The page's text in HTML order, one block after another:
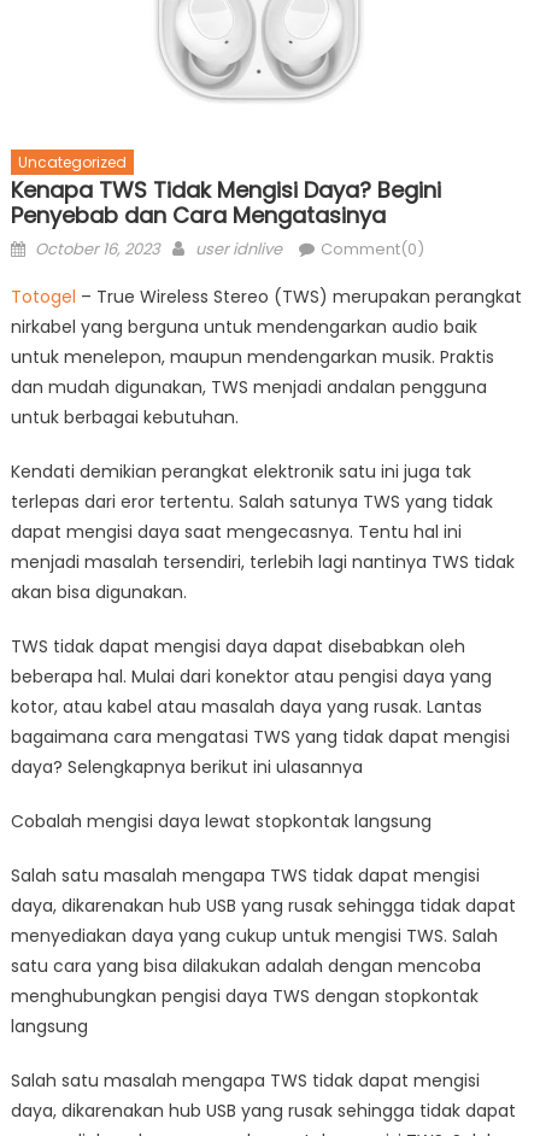
Uncategorized
Kenapa TWS Tidak Mengisi Daya? Begini
Penyebab dan Cara Mengatasinya
Posted
October 16, 2023 Author
user idnlive Comment(0)
Totogel – True Wireless Stereo (TWS) merupakan perangkat
nirkabel yang berguna untuk mendengarkan audio baik
untuk menelepon, maupun mendengarkan musik. Praktis
dan mudah digunakan, TWS menjadi andalan pengguna
untuk berbagai kebutuhan.
Kendati demikian perangkat elektronik satu ini juga tak
terlepas dari eror tertentu. Salah satunya TWS yang tidak
dapat mengisi daya saat mengecasnya. Tentu hal ini
menjadi masalah tersendiri, terlebih lagi nantinya TWS tidak
akan bisa digunakan.
TWS tidak dapat mengisi daya dapat disebabkan oleh
beberapa hal. Mulai dari konektor atau pengisi daya yang
kotor, atau kabel atau masalah daya yang rusak. Lantas
bagaimana cara mengatasi TWS yang tidak dapat mengisi
daya? Selengkapnya berikut ini ulasannya
Cobalah mengisi daya lewat stopkontak langsung
Salah satu masalah mengapa TWS tidak dapat mengisi
daya, dikarenakan hub USB yang rusak sehingga tidak dapat
menyediakan daya yang cukup untuk mengisi TWS. Salah
satu cara yang bisa dilakukan adalah dengan mencoba
menghubungkan pengisi daya TWS dengan stopkontak
langsung
Salah satu masalah mengapa TWS tidak dapat mengisi
daya, dikarenakan hub USB yang rusak sehingga tidak dapat